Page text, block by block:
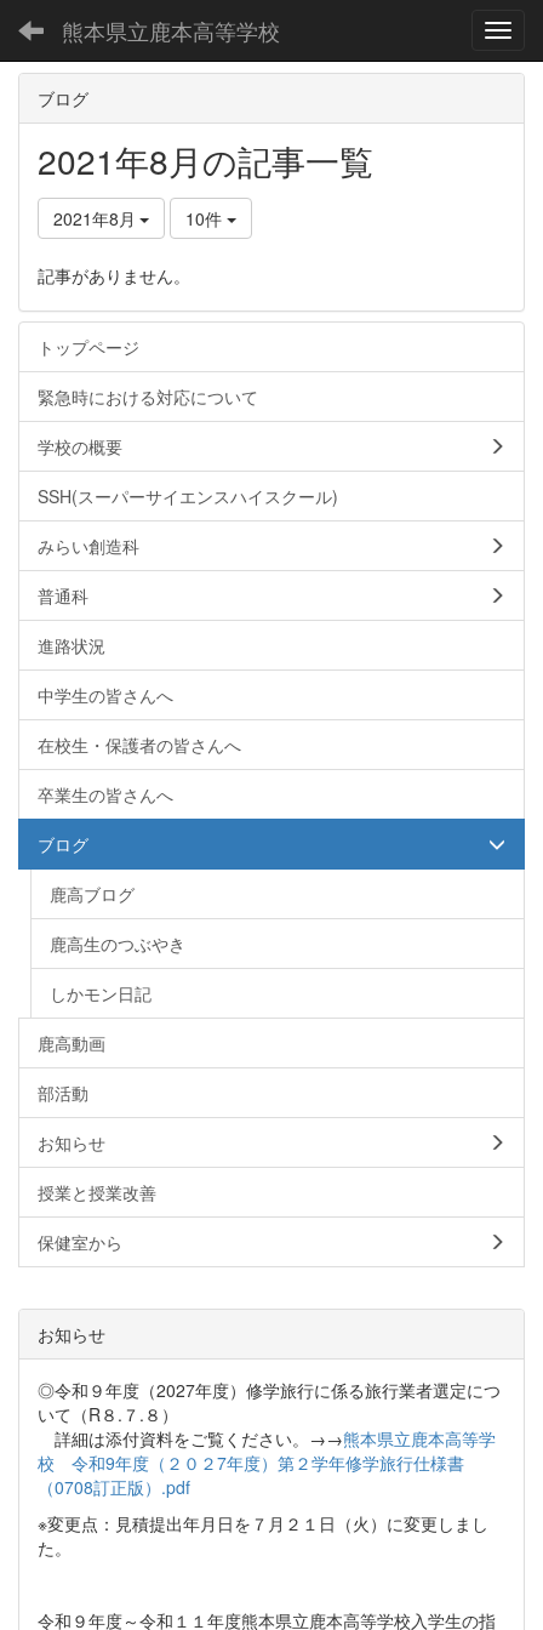
熊本県立鹿本高等学校
ブログ
2021年8月の記事一覧
2021年8月 10件
記事がありません。
トップページ
緊急時における対応について
学校の概要
SSH(スーパーサイエンスハイスクール)
みらい創造科
普通科
進路状況
中学生の皆さんへ
在校生・保護者の皆さんへ
卒業生の皆さんへ
ブログ
鹿高ブログ
鹿高生のつぶやき
しかモン日記
鹿高動画
部活動
お知らせ
授業と授業改善
保健室から
お知らせ
◎令和９年度（2027年度）修学旅行に係る旅行業者選定につ
いて（R８.７.８）
詳細は添付資料をご覧ください。→→熊本県立鹿本高等学
校 令和9年度（２０２7年度）第２学年修学旅行仕様書
（0708訂正版）.pdf
※変更点：見積提出年月日を７月２１日（火）に変更しまし
た。
令和９年度～令和１１年度熊本県立鹿本高等学校入学生の指